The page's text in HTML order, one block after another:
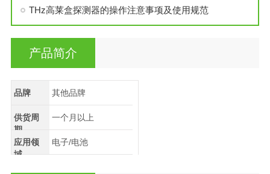
THz高莱盒探测器的操作注意事项及使用规范
产品简介
品牌 其他品牌
供货周
期
一个月以上
应用领
域
电子/电池